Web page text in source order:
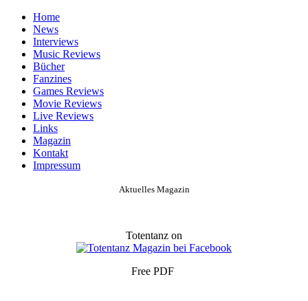
Home
News
Interviews
Music Reviews
Bücher
Fanzines
Games Reviews
Movie Reviews
Live Reviews
Links
Magazin
Kontakt
Impressum
Aktuelles Magazin
Totentanz on
Free PDF